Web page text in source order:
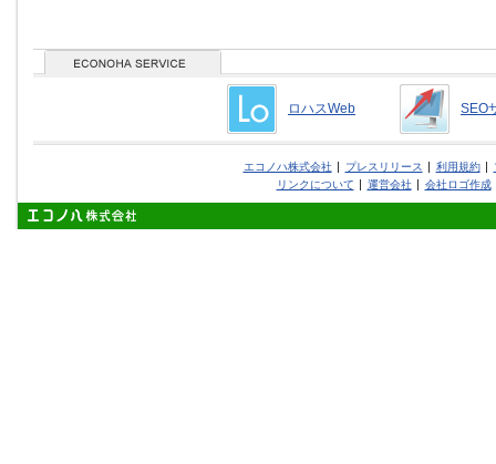
ロハスWeb SEO
エコノハ株式会社 プレスリリース 利用規約
リンクについて
運営会社 会社ロゴ作成